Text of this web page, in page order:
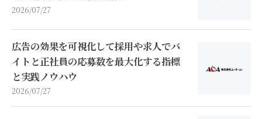
2026/07/27
広告の効果を可視化して採用や求人でバ
イトと正社員の応募数を最大化する指標
と実践ノウハウ
2026/07/27